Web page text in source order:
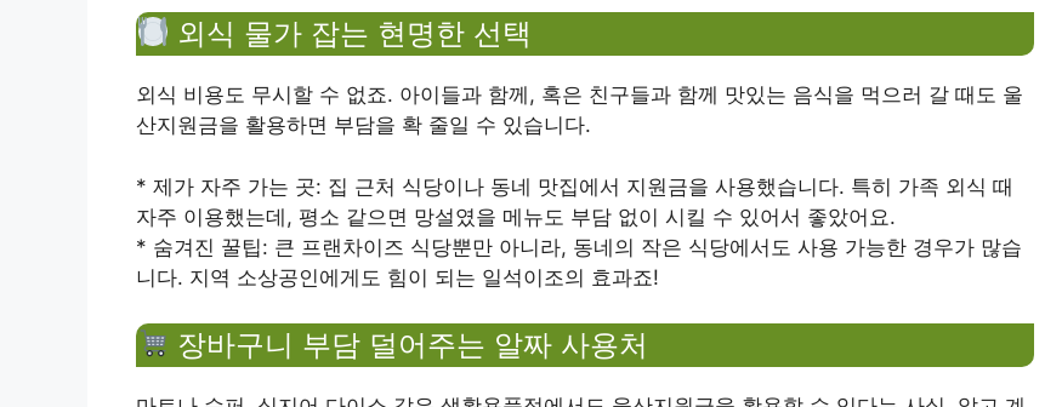
외식 물가 잡는 현명한 선택
외식 비용도 무시할 수 없죠. 아이들과 함께, 혹은 친구들과 함께 맛있는 음식을 먹으러 갈 때도 울
산지원금을 활용하면 부담을 확 줄일 수 있습니다.
* 제가 자주 가는 곳: 집 근처 식당이나 동네 맛집에서 지원금을 사용했습니다. 특히 가족 외식 때
자주 이용했는데, 평소 같으면 망설였을 메뉴도 부담 없이 시킬 수 있어서 좋았어요.
* 숨겨진 꿀팁: 큰 프랜차이즈 식당뿐만 아니라, 동네의 작은 식당에서도 사용 가능한 경우가 많습
니다. 지역 소상공인에게도 힘이 되는 일석이조의 효과죠!
장바구니 부담 덜어주는 알짜 사용처